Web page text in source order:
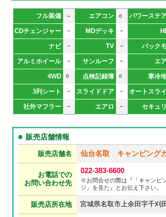
フル装備 － エアコン ○ パワーステ
CDチェンジャー － MDデッキ －
ナビ － TV － バック
アルミホイール － サンルーフ － エ
4WD ○ 点検記録簿 ○ 寒冷
3列シート － スライドドア － オートスラ
社外マフラー － エアロ － セキュ
販売店舗情報
販売店舗名 仙台名取 キャンピング
お電話での
お問い合わせ先
022-383-6600
※お問合せの際は『「キャンピ
ジ」を見た』とお伝え下さい。
販売店所在地 宮城県名取市上余田字千